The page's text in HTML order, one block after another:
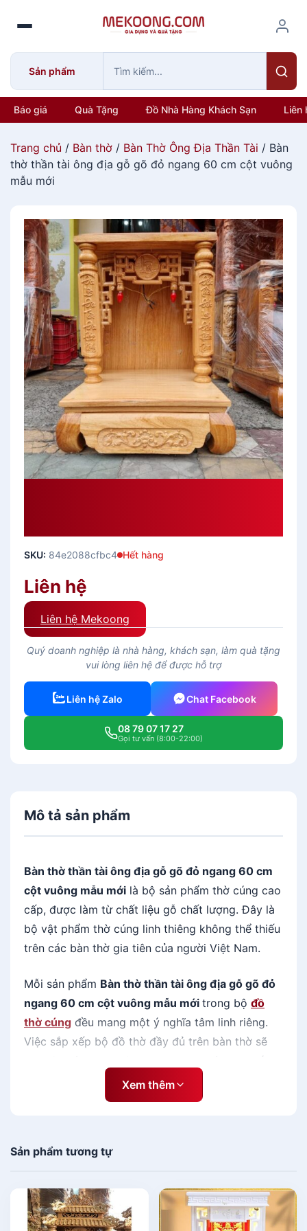
o
Sản phẩm
Báo giá Quà Tặng Đồ Nhà Hàng Khách Sạn Liên
Trang chủ / Bàn thờ / Bàn Thờ Ông Địa Thần Tài / Bàn
thờ thần tài ông địa gỗ gõ đỏ ngang 60 cm cột vuông
mẫu mới
SKU: 84e2088cfbc4 Hết hàng
Liên hệ
Liên hệ Mekoong
Quý doanh nghiệp là nhà hàng, khách sạn, làm quà tặng
vui lòng liên hệ để được hỗ trợ
Liên hệ Zalo Chat Facebook
08 79 07 17 27
Gọi tư vấn (8:00-22:00)
Mô tả sản phẩm
Bàn thờ thần tài ông địa gỗ gõ đỏ ngang 60 cm
cột vuông mẫu mới là bộ sản phẩm thờ cúng cao
cấp, được làm từ chất liệu gỗ chất lượng. Đây là
bộ vật phẩm thờ cúng linh thiêng không thể thiếu
trên các bàn thờ gia tiên của người Việt Nam.
Mỗi sản phẩm Bàn thờ thần tài ông địa gỗ gõ đỏ
ngang 60 cm cột vuông mẫu mới trong bộ đồ
thờ cúng đều mang một ý nghĩa tâm linh riêng.
Việc sắp xếp bộ đồ thờ đầy đủ trên bàn thờ sẽ
tạo nên nét uy nghiêm, trang trọng và đem đến
nhiều phúc đức, tài lộc, may mắn cho cả gia đình.
ông địa gỗ gõ đỏ ngang 60 cm
Đồ thờ cúng bằng gỗ
luôn mang đến một nét đẹp
Xem thêm
Sản phẩm tương tự